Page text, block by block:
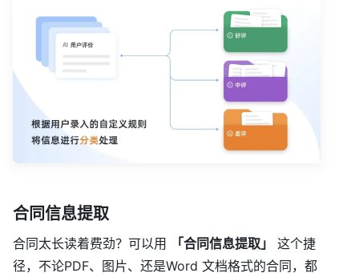
合同信息提取
合同太长读着费劲？可以用 「合同信息提取」
这个捷
径，不论PDF、图片、还是Word 文档格式的合同，都